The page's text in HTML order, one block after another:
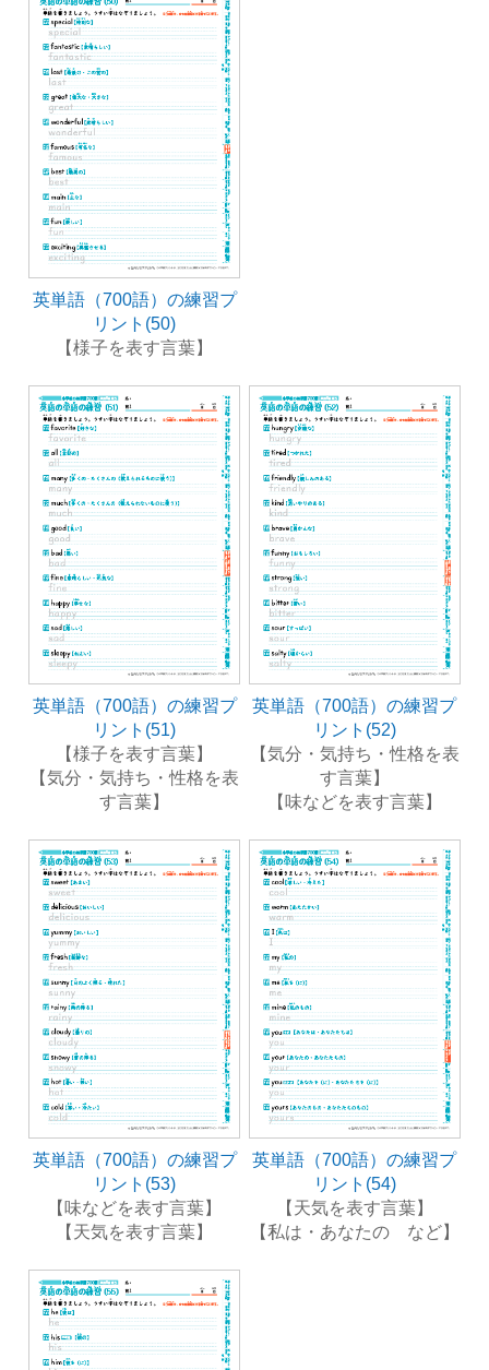
英単語（700語）の練習プ
リント(50)
【様子を表す言葉】
英単語（700語）の練習プ
リント(51)
【様子を表す言葉】
【気分・気持ち・性格を表
す言葉】
英単語（700語）の練習プ
リント(52)
【気分・気持ち・性格を表
す言葉】
【味などを表す言葉】
英単語（700語）の練習プ
リント(53)
【味などを表す言葉】
【天気を表す言葉】
英単語（700語）の練習プ
リント(54)
【天気を表す言葉】
【私は・あなたの など】